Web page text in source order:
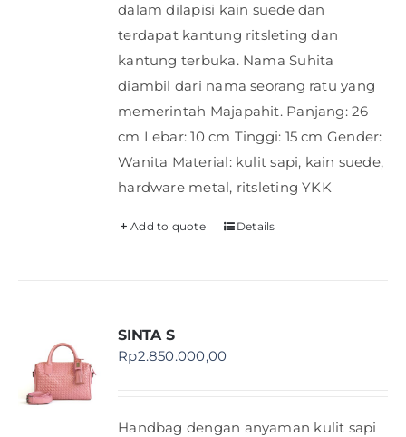
dalam dilapisi kain suede dan
terdapat kantung ritsleting dan
kantung terbuka. Nama Suhita
diambil dari nama seorang ratu yang
memerintah Majapahit. Panjang: 26
cm Lebar: 10 cm Tinggi: 15 cm Gender:
Wanita Material: kulit sapi, kain suede,
hardware metal, ritsleting YKK
Add to quote Details
SINTA S
Rp2.850.000,00
Handbag dengan anyaman kulit sapi